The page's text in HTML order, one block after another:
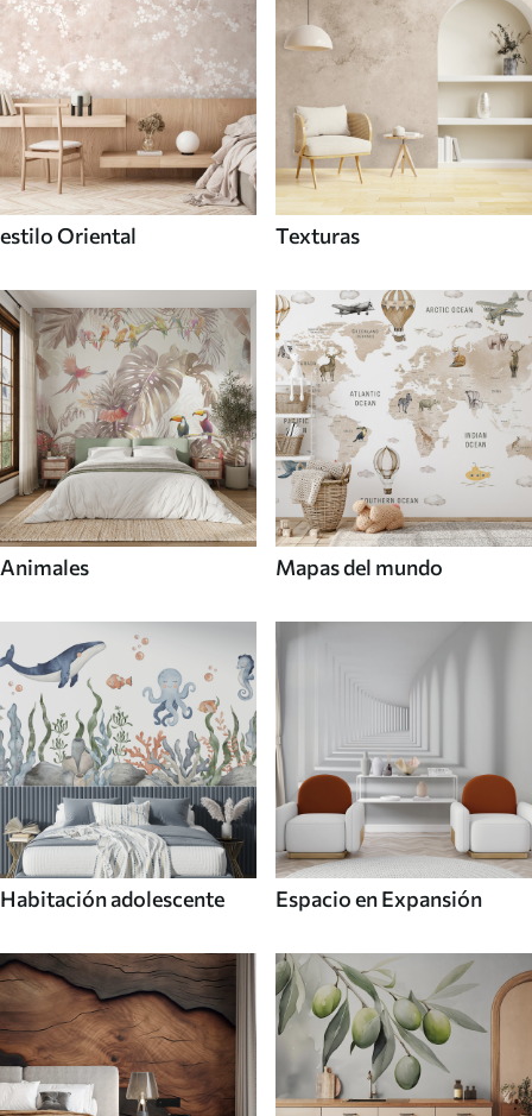
estilo Oriental Texturas
Animales Mapas del mundo
Habitación adolescente Espacio en Expansión